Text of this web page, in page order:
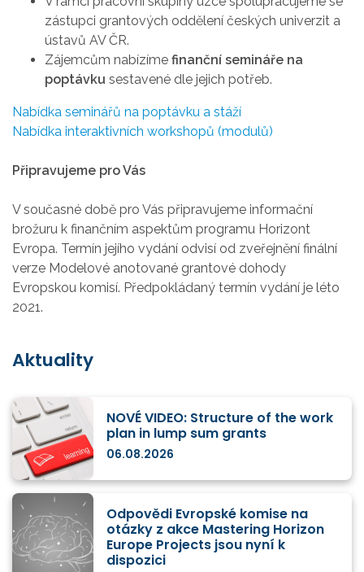
zástupci grantových oddělení českých univerzit a
ústavů AV ČR.
Zájemcům nabízíme finanční semináře na
poptávku sestavené dle jejich potřeb.
Nabídka seminářů na poptávku a stáží
Nabídka interaktivních workshopů (modulů)
Připravujeme pro Vás
V současné době pro Vás připravujeme informační
brožuru k finančním aspektům programu Horizont
Evropa. Termín jejího vydání odvisí od zveřejnění finální
verze Modelové anotované grantové dohody
Evropskou komisí. Předpokládaný termín vydání je léto
2021.
Aktuality
NOVÉ VIDEO: Structure of the work
plan in lump sum grants
06.08.2026
Odpovědi Evropské komise na
otázky z akce Mastering Horizon
Europe Projects jsou nyní k
dispozici